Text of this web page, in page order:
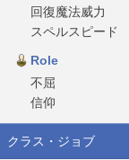
回復魔法威力
スペルスピード
Role
不屈
信仰
クラス・ジョブ